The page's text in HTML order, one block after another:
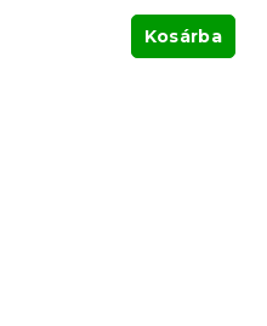
Kosárba